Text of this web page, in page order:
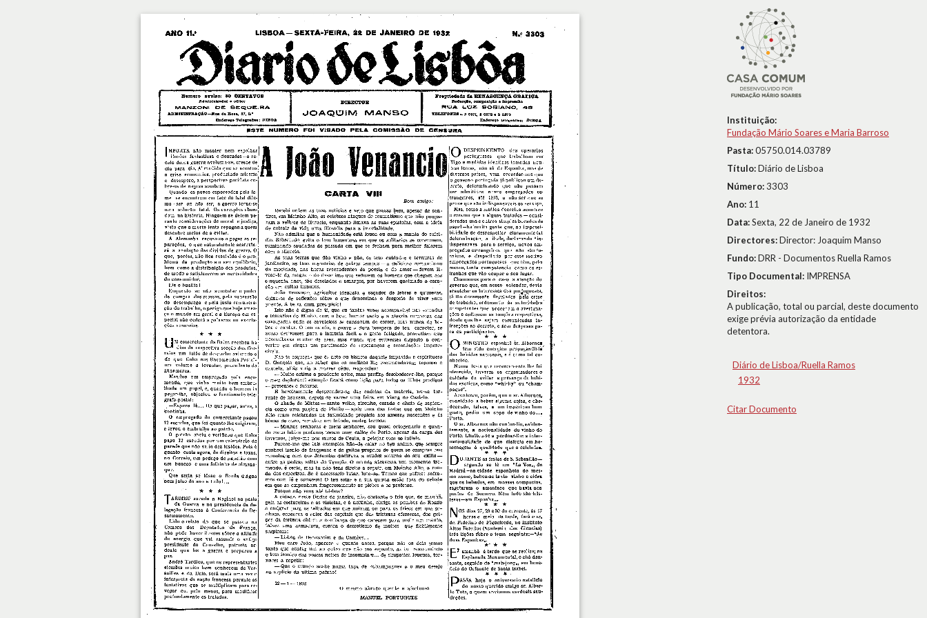
Instituição:
Fundação Mário Soares e Maria Barroso
Pasta:05750.014.03789
Título:Diário de Lisboa
Número:3303
Ano: 11
Data:Sexta, 22 de Janeiro de 1932
Directores:Director: Joaquim Manso
Fundo:DRR - Documentos Ruella Ramos
Tipo Documental: IMPRENSA
Direitos:
A publicação, total ou parcial, deste documento
exige prévia autorização da entidade
detentora.
Diário de Lisboa/Ruella Ramos
1932
Citar Documento